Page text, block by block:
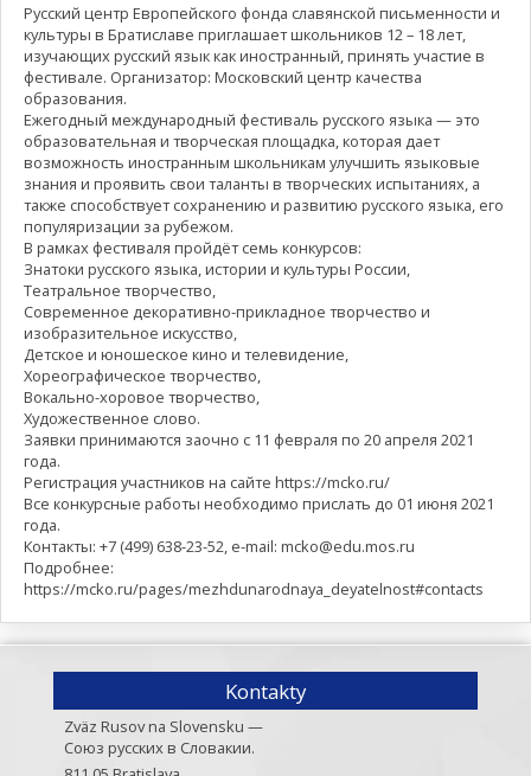
Русский центр Европейского фонда славянской письменности и
культуры в Братиславе приглашает школьников 12 – 18 лет,
изучающих русский язык как иностранный, принять участие в
фестивале. Организатор: Московский центр качества
образования.
Ежегодный международный фестиваль русского языка — это
образовательная и творческая площадка, которая дает
возможность иностранным школьникам улучшить языковые
знания и проявить свои таланты в творческих испытаниях, а
также способствует сохранению и развитию русского языка, его
популяризации за рубежом.
В рамках фестиваля пройдёт семь конкурсов:
Знатоки русского языка, истории и культуры России,
Театральное творчество,
Современное декоративно-прикладное творчество и
изобразительное искусство,
Детское и юношеское кино и телевидение,
Хореографическое творчество,
Вокально-хоровое творчество,
Художественное слово.
Заявки принимаются заочно с 11 февраля по 20 апреля 2021
года.
Регистрация участников на сайте https://mcko.ru/
Все конкурсные работы необходимо прислать до 01 июня 2021
года.
Контакты: +7 (499) 638-23-52, e-mail: mcko@edu.mos.ru
Подробнее:
https://mcko.ru/pages/mezhdunarodnaya_deyatelnost#contacts
Kontakty
Zväz Rusov na Slovensku —
Союз русских в Словакии.